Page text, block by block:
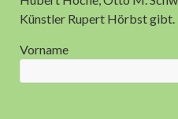
Anzeige
Künstler Rupert Hörbst gibt.
Vorname